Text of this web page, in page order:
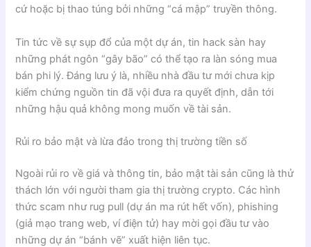
cứ hoặc bị thao túng bởi những “cá mập” truyền thông.
Tin tức về sự sụp đổ của một dự án, tin hack sàn hay
những phát ngôn “gây bão” có thể tạo ra làn sóng mua
bán phi lý. Đáng lưu ý là, nhiều nhà đầu tư mới chưa kịp
kiểm chứng nguồn tin đã vội đưa ra quyết định, dẫn tới
những hậu quả không mong muốn về tài sản.
Rủi ro bảo mật và lừa đảo trong thị trường tiền số
Ngoài rủi ro về giá và thông tin, bảo mật tài sản cũng là thử
thách lớn với người tham gia thị trường crypto. Các hình
thức scam như rug pull (dự án ma rút hết vốn), phishing
(giả mạo trang web, ví điện tử) hay mời gọi đầu tư vào
những dự án “bánh vẽ” xuất hiện liên tục.